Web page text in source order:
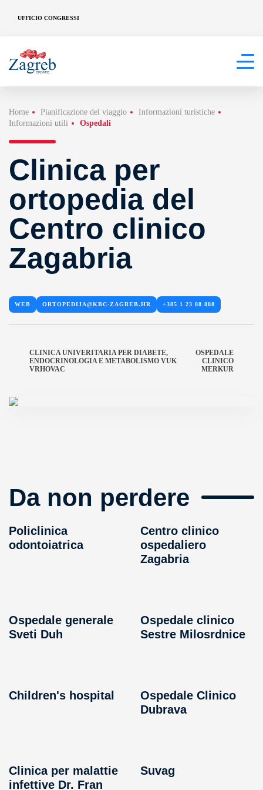
UFFICIO CONGRESSI
Home Pianificazione del viaggio
Informazioni turistiche
Informazioni utili
Ospedali
Clinica per
ortopedia del
Centro clinico
Zagabria
WEB ORTOPEDIJA@KBC-ZAGREB.HR +385 1 23 88 888
CLINICA UNIVERITARIA PER DIABETE,
ENDOCRINOLOGIA E METABOLISMO VUK
VRHOVAC
OSPEDALE
CLINICO
MERKUR
Da non perdere
Policlinica
odontoiatrica
Centro clinico
ospedaliero
Zagabria
Ospedale generale
Sveti Duh
Ospedale clinico
Sestre Milosrdnice
Children's hospital
Ospedale Clinico
Dubrava
Clinica per malattie
infettive Dr. Fran
Suvag